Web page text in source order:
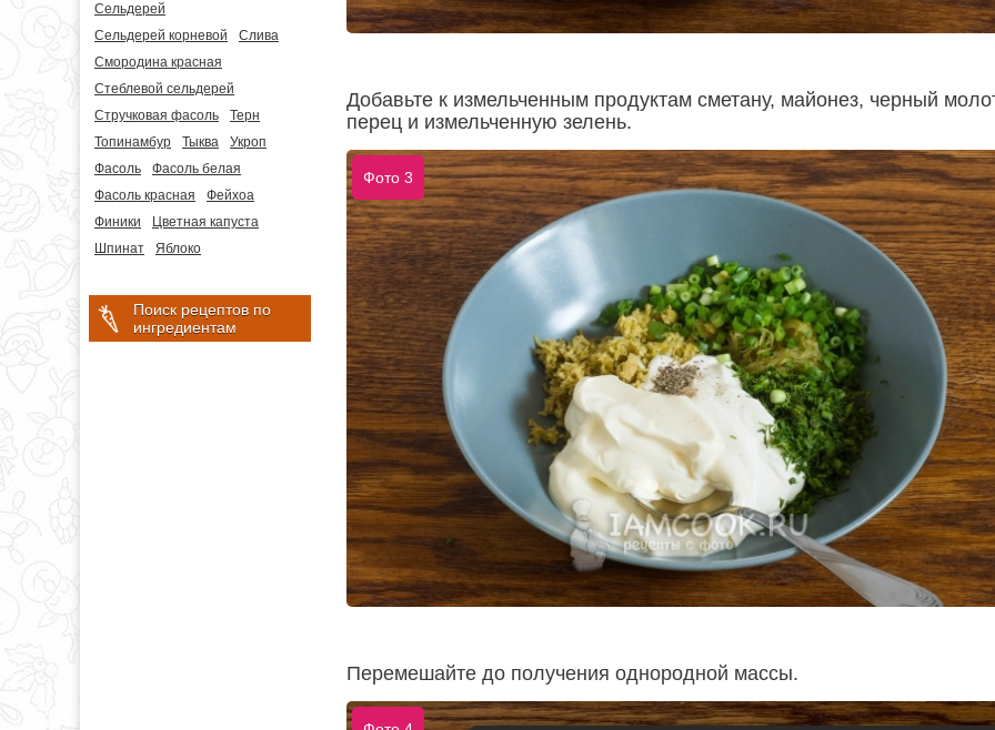
Сельдерей
Сельдерей корневой
Слива
Смородина красная
Стеблевой сельдерей
Стручковая фасоль
Терн
Топинамбур
Тыква
Укроп
Фасоль
Фасоль белая
Фасоль красная
Фейхоа
Финики
Цветная капуста
Шпинат
Яблоко
Поиск рецептов по
ингредиентам
Добавьте к измельченным продуктам сметану, майонез, черный
перец и измельченную зелень.
Фото 3
Перемешайте до получения однородной массы.